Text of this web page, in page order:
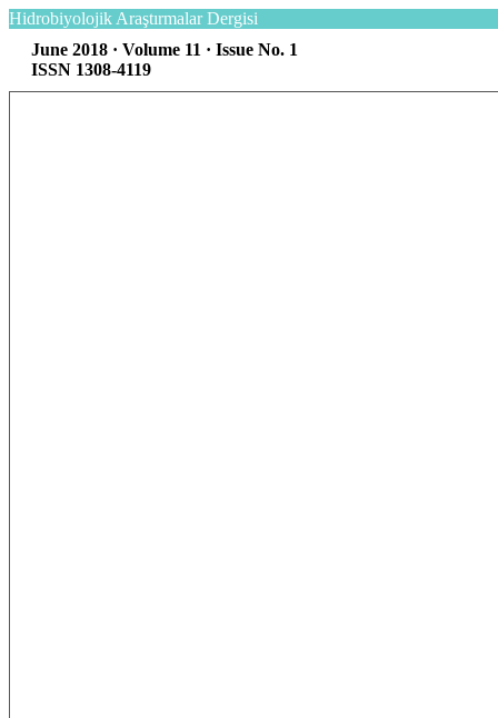
Hidrobiyolojik Araştırmalar Dergisi
June 2018 · Volume 11 · Issue No. 1
ISSN 1308-4119